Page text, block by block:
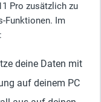
Pro zusätzlich zu
Funktionen. Im
deine Daten mit
auf deinem PC